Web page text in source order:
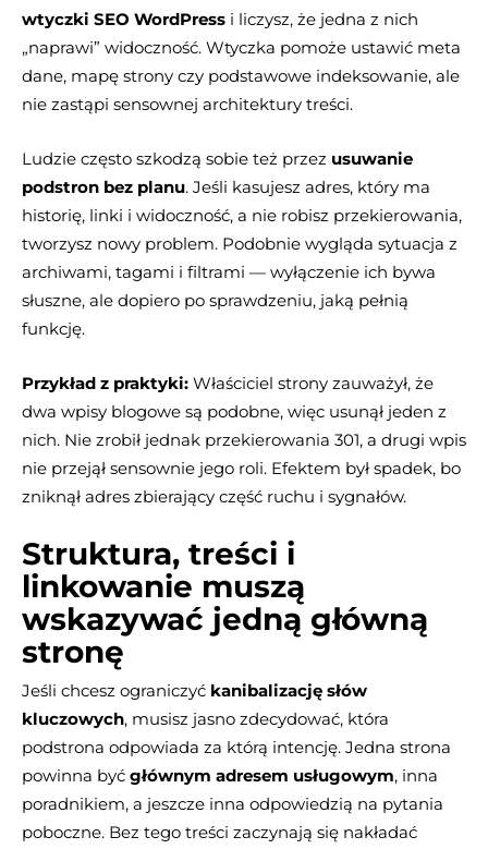
wtyczki SEO WordPress i liczysz, że jedna z nich
„naprawi” widoczność. Wtyczka pomoże ustawić meta
dane, mapę strony czy podstawowe indeksowanie, ale
nie zastąpi sensownej architektury treści.
Ludzie często szkodzą sobie też przez usuwanie
podstron bez planu. Jeśli kasujesz adres, który ma
historię, linki i widoczność, a nie robisz przekierowania,
tworzysz nowy problem. Podobnie wygląda sytuacja z
archiwami, tagami i filtrami — wyłączenie ich bywa
słuszne, ale dopiero po sprawdzeniu, jaką pełnią
funkcję.
Przykład z praktyki: Właściciel strony zauważył, że
dwa wpisy blogowe są podobne, więc usunął jeden z
nich. Nie zrobił jednak przekierowania 301, a drugi wpis
nie przejął sensownie jego roli. Efektem był spadek, bo
zniknął adres zbierający część ruchu i sygnałów.
Struktura, treści i
linkowanie muszą
wskazywać jedną główną
stronę
Jeśli chcesz ograniczyć kanibalizację słów
kluczowych, musisz jasno zdecydować, która
podstrona odpowiada za którą intencję. Jedna strona
powinna być głównym adresem usługowym, inna
poradnikiem, a jeszcze inna odpowiedzią na pytania
poboczne. Bez tego treści zaczynają się nakładać